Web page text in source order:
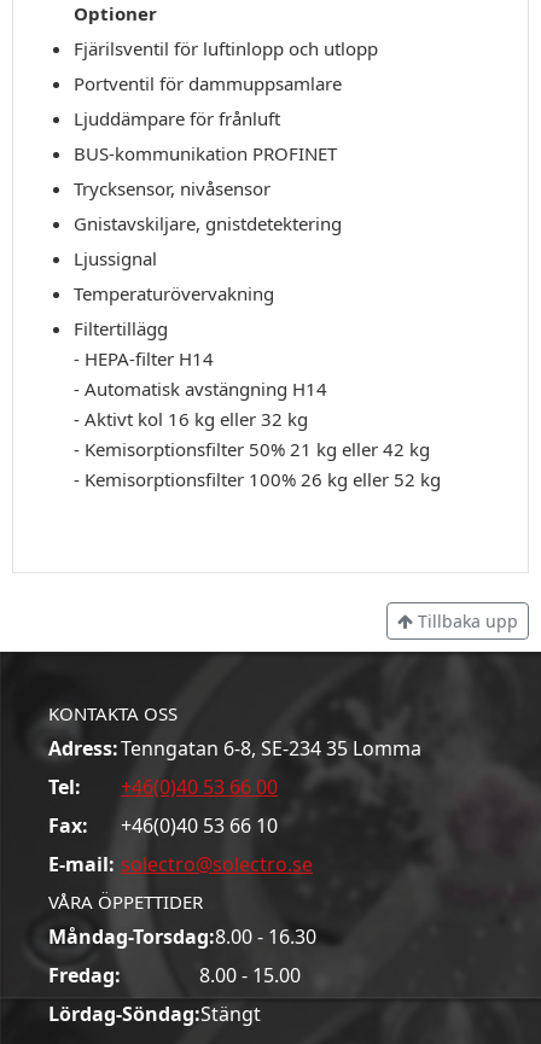
Optioner
Fjärilsventil för luftinlopp och utlopp
Portventil för dammuppsamlare
Ljuddämpare för frånluft
BUS-kommunikation PROFINET
Trycksensor, nivåsensor
Gnistavskiljare, gnistdetektering
Ljussignal
Temperaturövervakning
Filtertillägg
- HEPA-filter H14
- Automatisk avstängning H14
- Aktivt kol 16 kg eller 32 kg
- Kemisorptionsfilter 50% 21 kg eller 42 kg
- Kemisorptionsfilter 100% 26 kg eller 52 kg
Tillbaka upp
KONTAKTA OSS
Adress:Tenngatan 6-8, SE-234 35 Lomma
Tel:
+46(0)40 53 66 00
Fax:
+46(0)40 53 66 10
E-mail: solectro@solectro.se
VÅRA ÖPPETTIDER
Måndag-Torsdag:8.00 - 16.30
Fredag:
8.00 - 15.00
Lördag-Söndag:Stängt